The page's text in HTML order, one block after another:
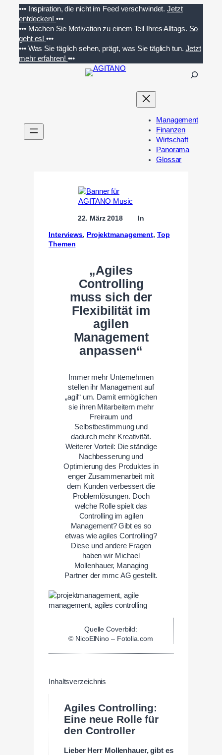
Inhalt
springen
••• Inspiration, die nicht im Feed verschwindet. Jetzt
entdecken! •••
••• Machen Sie Motivation zu einem Teil Ihres Alltags. So
geht es!•••
••• Was Sie täglich sehen, prägt, was Sie täglich tun. Jetzt
mehr erfahren! •••
n
Management
Finanzen
Wirtschaft
Panorama
Glossar
22. März 2018 In
Interviews, Projektmanagement, Top
Themen
„Agiles
Controlling
muss sich der
Flexibilität im
agilen
Management
anpassen“
Immer mehr Unternehmen
stellen ihr Management auf
„agil“ um. Damit ermöglichen
sie ihren Mitarbeitern mehr
Freiraum und
Selbstbestimmung und
dadurch mehr Kreativität.
Weiterer Vorteil: Die ständige
Nachbesserung und
Optimierung des Produktes in
enger Zusammenarbeit mit
dem Kunden verbessert die
Problemlösungen. Doch
welche Rolle spielt das
Controlling im agilen
Management? Gibt es so
etwas wie agiles Controlling?
Diese und andere Fragen
haben wir Michael
Mollenhauer, Managing
Partner der mmc AG gestellt.
Quelle Coverbild:
© NicoElNino – Fotolia.com
Inhaltsverzeichnis
Agiles Controlling:
Eine neue Rolle für
den Controller
Lieber Herr Mollenhauer, gibt es